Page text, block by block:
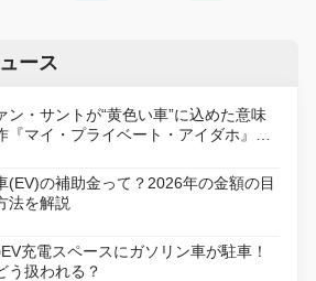
ース
ン・サントが“黄色い車”に込めた意味
『マイ・プライベート・アイダホ』が
ルリマスター版で復活
(EV)の補助金って？2026年の金額の目
法を解説
充電スペースにガソリン車が駐車！
う扱われる？